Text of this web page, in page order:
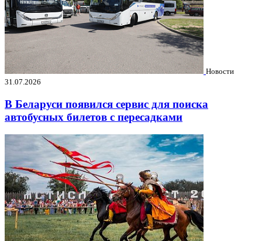
Новости
31.07.2026
В Беларуси появился сервис для поиска
автобусных билетов с пересадками